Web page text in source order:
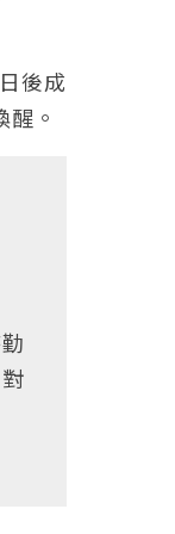
後成
。